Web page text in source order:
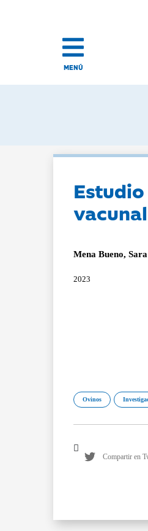
MENÚ
Mena Bueno, Sara
2023
Ovinos
Compartir en